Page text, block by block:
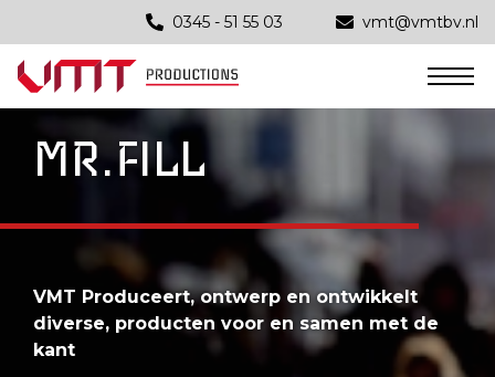
0345 - 51 55 03 vmt@vmtbv.nl
Productie
Automatisering
Constructie
Verspaning
NIEUWS
CONTACT
MR.FILL
VMT Produceert, ontwerp en ontwikkelt
diverse, producten voor en samen met de
kant